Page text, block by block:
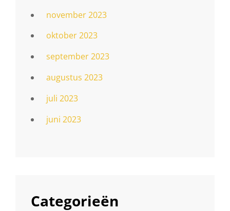
november 2023
oktober 2023
september 2023
augustus 2023
juli 2023
juni 2023
Categorieën